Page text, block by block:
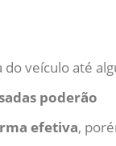
veículo até
poderão
efetiva,